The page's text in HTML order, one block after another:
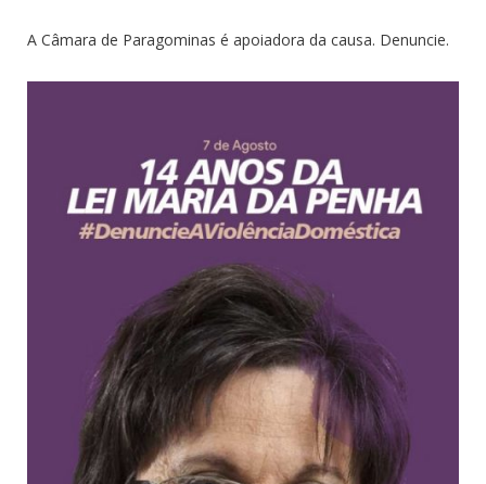
A Câmara de Paragominas é apoiadora da causa. Denuncie.